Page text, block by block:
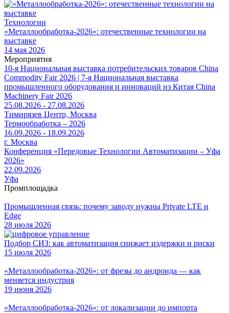
Технологии
«Металлообработка-2026»: отечественные технологии на
выставке
14 мая 2026
Мероприятия
10-я Национальная выставка потребительских товаров China
Commodity Fair 2026 | 7-я Национальная выставка
промышленного оборудования и инноваций из Китая China
Machinery Fair 2026
25.08.2026 - 27.08.2026
Тимирязев Центр, Москва
Термообработка – 2026
16.09.2026 - 18.09.2026
г. Москва
Конференция «Передовые Технологии Автоматизации – Уфа
2026»
22.09.2026
Уфа
Промплощадка
Промышленная связь: почему заводу нужны Private LTE и
Edge
28 июля 2026
Подбор СИЗ: как автоматизация снижает издержки и риски
15 июля 2026
«Металлообработка-2026»: от фрезы до андроида — как
меняется индустрия
19 июня 2026
«Металлообработка-2026»: от локализации до импорта